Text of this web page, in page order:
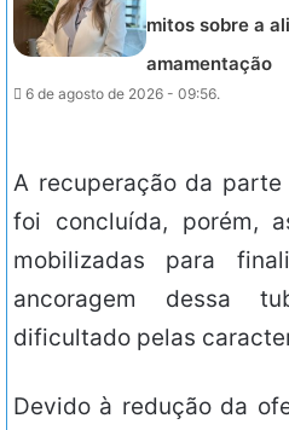
mitos sobre a
amamentação
6 de agosto de 2026 - 09:56.
A recuperação da
foi concluída, porém,
mobilizadas para
ancoragem dessa
dificultado pelas
Devido à redução da